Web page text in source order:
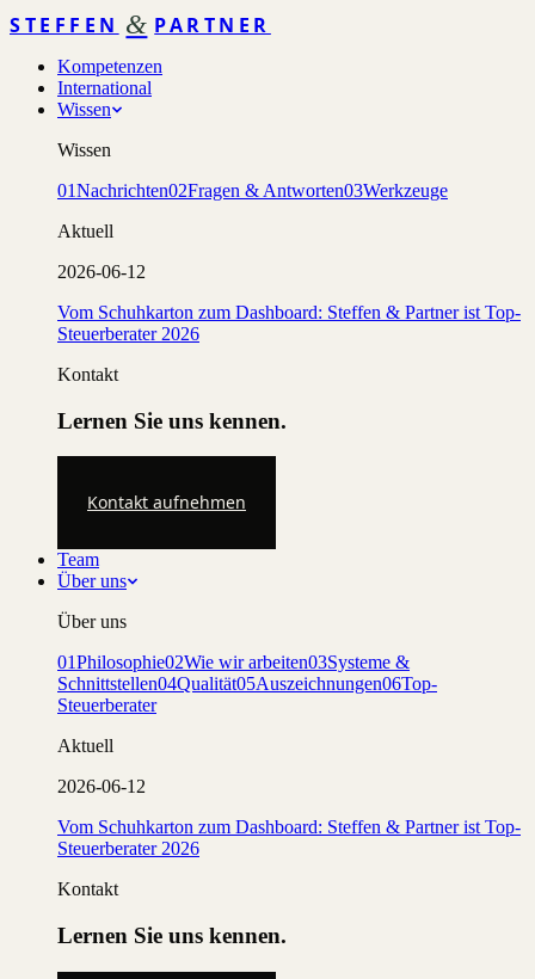
STEFFEN & PARTNER
Kompetenzen
International
Wissen
Wissen
01Nachrichten02Fragen & Antworten03Werkzeuge
Aktuell
2026-06-12
Vom Schuhkarton zum Dashboard: Steffen & Partner ist Top-
Steuerberater 2026
Kontakt
Lernen Sie uns kennen.
Kontakt aufnehmen
Team
Über uns
Über uns
01Philosophie02Wie wir arbeiten03Systeme &
Schnittstellen04Qualität05Auszeichnungen06Top-
Steuerberater
Aktuell
2026-06-12
Vom Schuhkarton zum Dashboard: Steffen & Partner ist Top-
Steuerberater 2026
Kontakt
Lernen Sie uns kennen.